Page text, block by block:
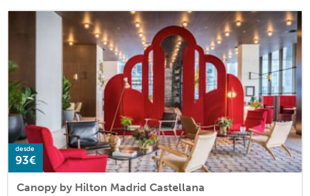
desde
93€
Canopy by Hilton Madrid Castellana